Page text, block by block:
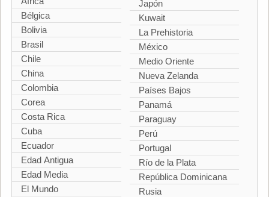
Bélgica
Bolivia
Brasil
Chile
China
Colombia
Corea
Costa Rica
Cuba
Ecuador
Edad Antigua
Edad Media
El Mundo
Japón
Kuwait
La Prehistoria
México
Medio Oriente
Nueva Zelanda
Países Bajos
Panamá
Paraguay
Perú
Portugal
Río de la Plata
República Dominicana
Rusia